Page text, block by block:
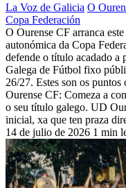
La Voz de Galicia O
Copa Federación
O Ourense CF arranca
autonómica da Copa
defende o título acadado a
Galega de Fútbol fixo
26/27. Estes son os
Ourense CF: Comeza a
o seu título galego. UD
inicial, xa que ten praza
14 de julio de 2026 1 min